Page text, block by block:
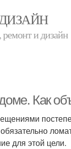
ремонт и дизайн
Как
для этой цели.